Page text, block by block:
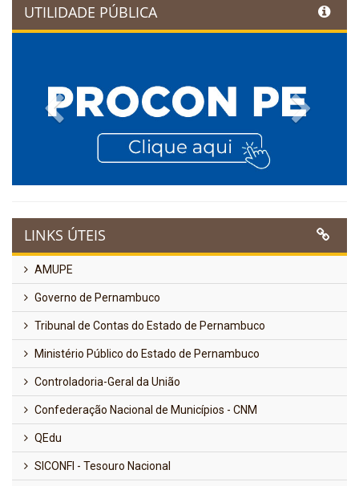
UTILIDADE PÚBLICA
Previous
LINKS ÚTEIS
AMUPE
Governo de Pernambuco
Tribunal de Contas do Estado de Pernambuco
Ministério Público do Estado de Pernambuco
Controladoria-Geral da União
Confederação Nacional de Municípios - CNM
QEdu
SICONFI - Tesouro Nacional